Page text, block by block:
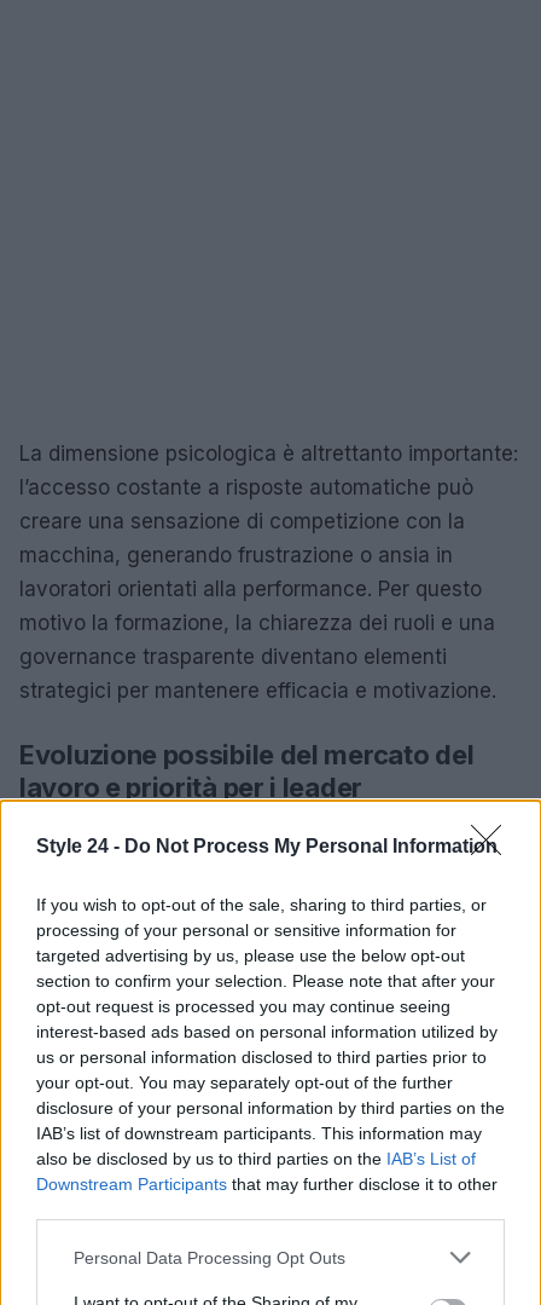
Style 24 - Do Not Process My Personal Information
If you wish to opt-out of the sale, sharing to third parties, or
processing of your personal or sensitive information for
targeted advertising by us, please use the below opt-out
section to confirm your selection. Please note that after your
opt-out request is processed you may continue seeing
interest-based ads based on personal information utilized by
us or personal information disclosed to third parties prior to
your opt-out. You may separately opt-out of the further
disclosure of your personal information by third parties on the
IAB’s list of downstream participants. This information may
also be disclosed by us to third parties on the IAB’s List of
Downstream Participants that may further disclose it to other
Please note that this website/app uses one or more Google
Personal Data Processing Opt Outs
La dimensione psicologica è altrettanto importante:
l’accesso costante a risposte automatiche può
creare una sensazione di competizione con la
macchina, generando frustrazione o ansia in
lavoratori orientati alla performance. Per questo
motivo la formazione, la chiarezza dei ruoli e una
governance trasparente diventano elementi
strategici per mantenere efficacia e motivazione.
Evoluzione possibile del mercato del
lavoro e priorità per i leader
La rivoluzione in atto non è semplicemente
alcune scompariranno e altre nuove emergeranno.
Strumenti come i modelli linguistici, i sistemi
multimodali e le soluzioni di data analytics hanno
impatti differenti: dove si lavora su testi e
conoscenza, gli LLM accelerano e ampliano
capacità; dove serve analisi predittiva, rimangono
fondamentali gli strumenti di machine learning
classico.
Per i vertici aziendali la sfida principale è convertire
business: definire responsabilità sull’AI, colmare
gap di competenze e garantire che l’innovazione